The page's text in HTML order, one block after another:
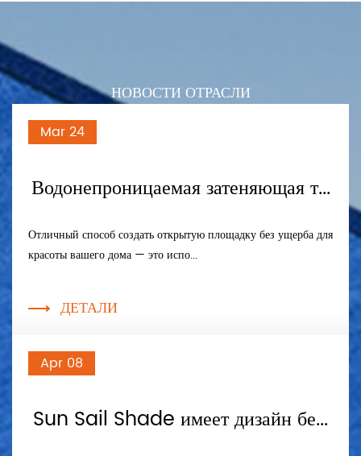
НОВОСТИ ОТРАСЛИ
Mar 24
Водонепроницаемая затеняющая т...
Отличный способ создать открытую площадку без ущерба для
красоты вашего дома — это испо...
ДЕТАЛИ
Apr 08
Sun Sail Shade имеет дизайн бе...